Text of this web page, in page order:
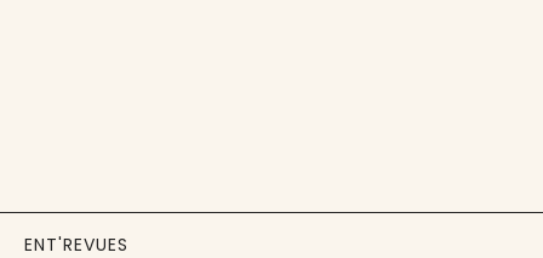
ENT'REVUES